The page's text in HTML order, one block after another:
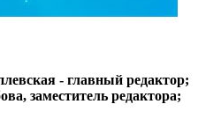
- главный редактор;
, заместитель редактора;